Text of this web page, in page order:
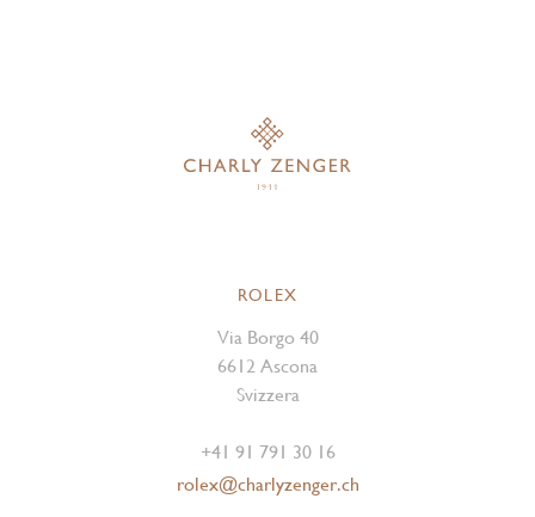
ROLEX
Via Borgo 40
6612 Ascona
Svizzera
+41 91 791 30 16
rolex@charlyzenger.ch